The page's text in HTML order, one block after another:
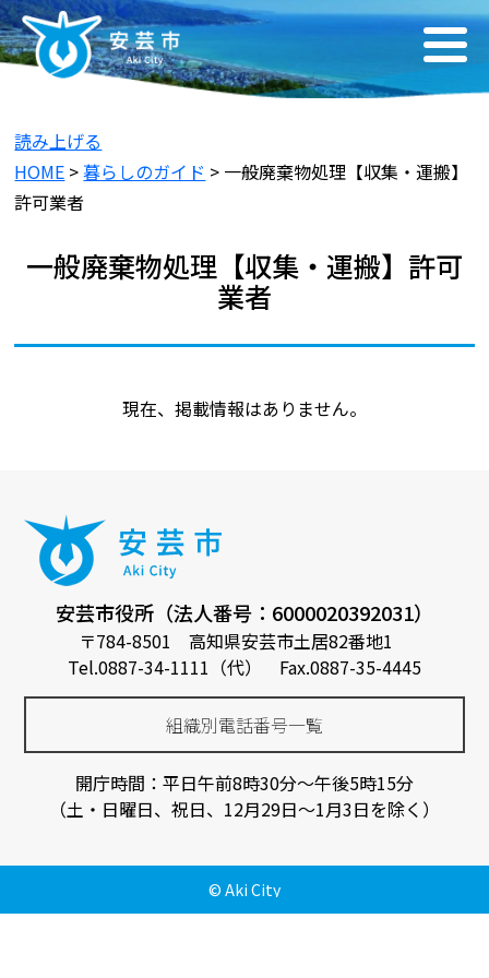
読み上げる
HOME >暮らしのガイド > 一般廃棄物処理【収集・運搬】
許可業者
一般廃棄物処理【収集・運搬】許可
業者
現在、掲載情報はありません。
安芸市役所（法人番号：6000020392031）
〒784-8501 高知県安芸市土居82番地1
Tel.0887-34-1111（代） Fax.0887-35-4445
組織別電話番号一覧
開庁時間：平日午前8時30分～午後5時15分
（土・日曜日、祝日、12月29日～1月3日を除く）
© Aki City